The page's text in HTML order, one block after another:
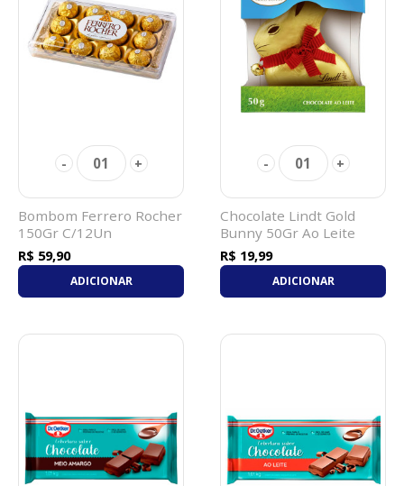
- 01 +
Bombom Ferrero Rocher
150Gr C/12Un
R$ 59,90
ADICIONAR
- 01 +
Chocolate Lindt Gold
Bunny 50Gr Ao Leite
R$ 19,99
ADICIONAR